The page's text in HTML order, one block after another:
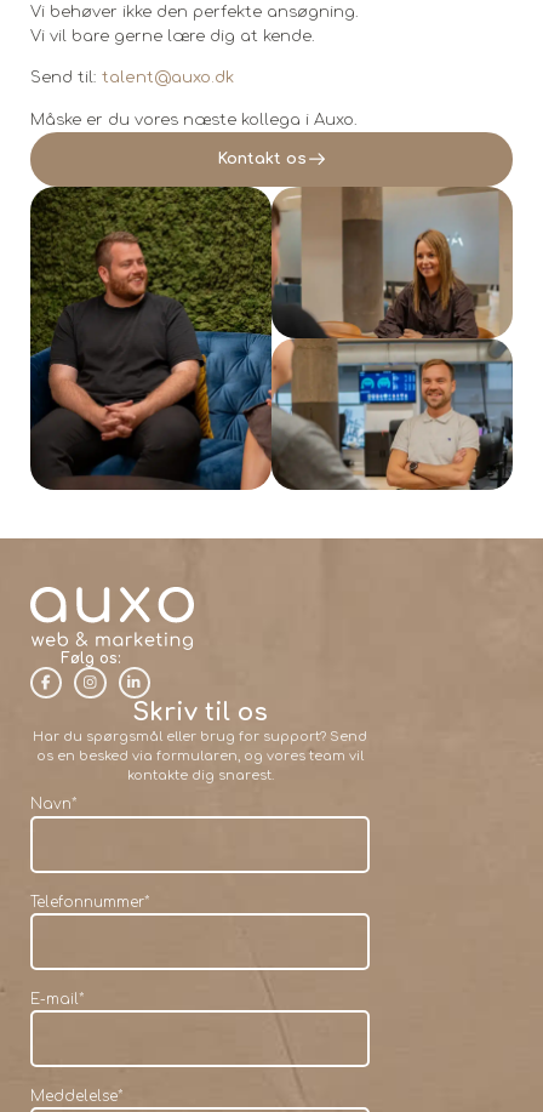
Vi behøver ikke den perfekte ansøgning.
Vi vil bare gerne lære dig at kende.
Send til: talent@auxo.dk
Måske er du vores næste kollega i Auxo.
Kontakt os
Følg os:
Skriv til os
Har du spørgsmål eller brug for support? Send
os en besked via formularen, og vores team vil
kontakte dig snarest.
Navn*
Telefonnummer*
E-mail *
Meddelelse*